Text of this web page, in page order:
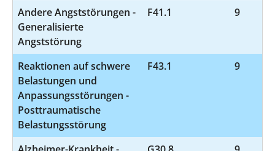
Andere Angststörungen -
Generalisierte
Angststörung
F41.1 9
Reaktionen auf schwere
Belastungen und
Anpassungsstörungen -
Posttraumatische
Belastungsstörung
F43.1 9